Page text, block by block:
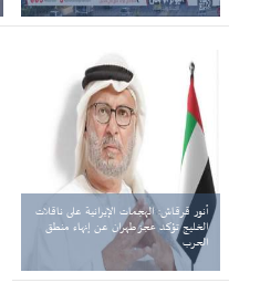
أنور قرقاش: الهجمات الإيرانية على ناقلات
الخليج تؤكد عجز طهران عن إنهاء منطق
الحرب